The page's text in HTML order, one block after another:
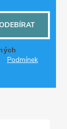
Podmínek